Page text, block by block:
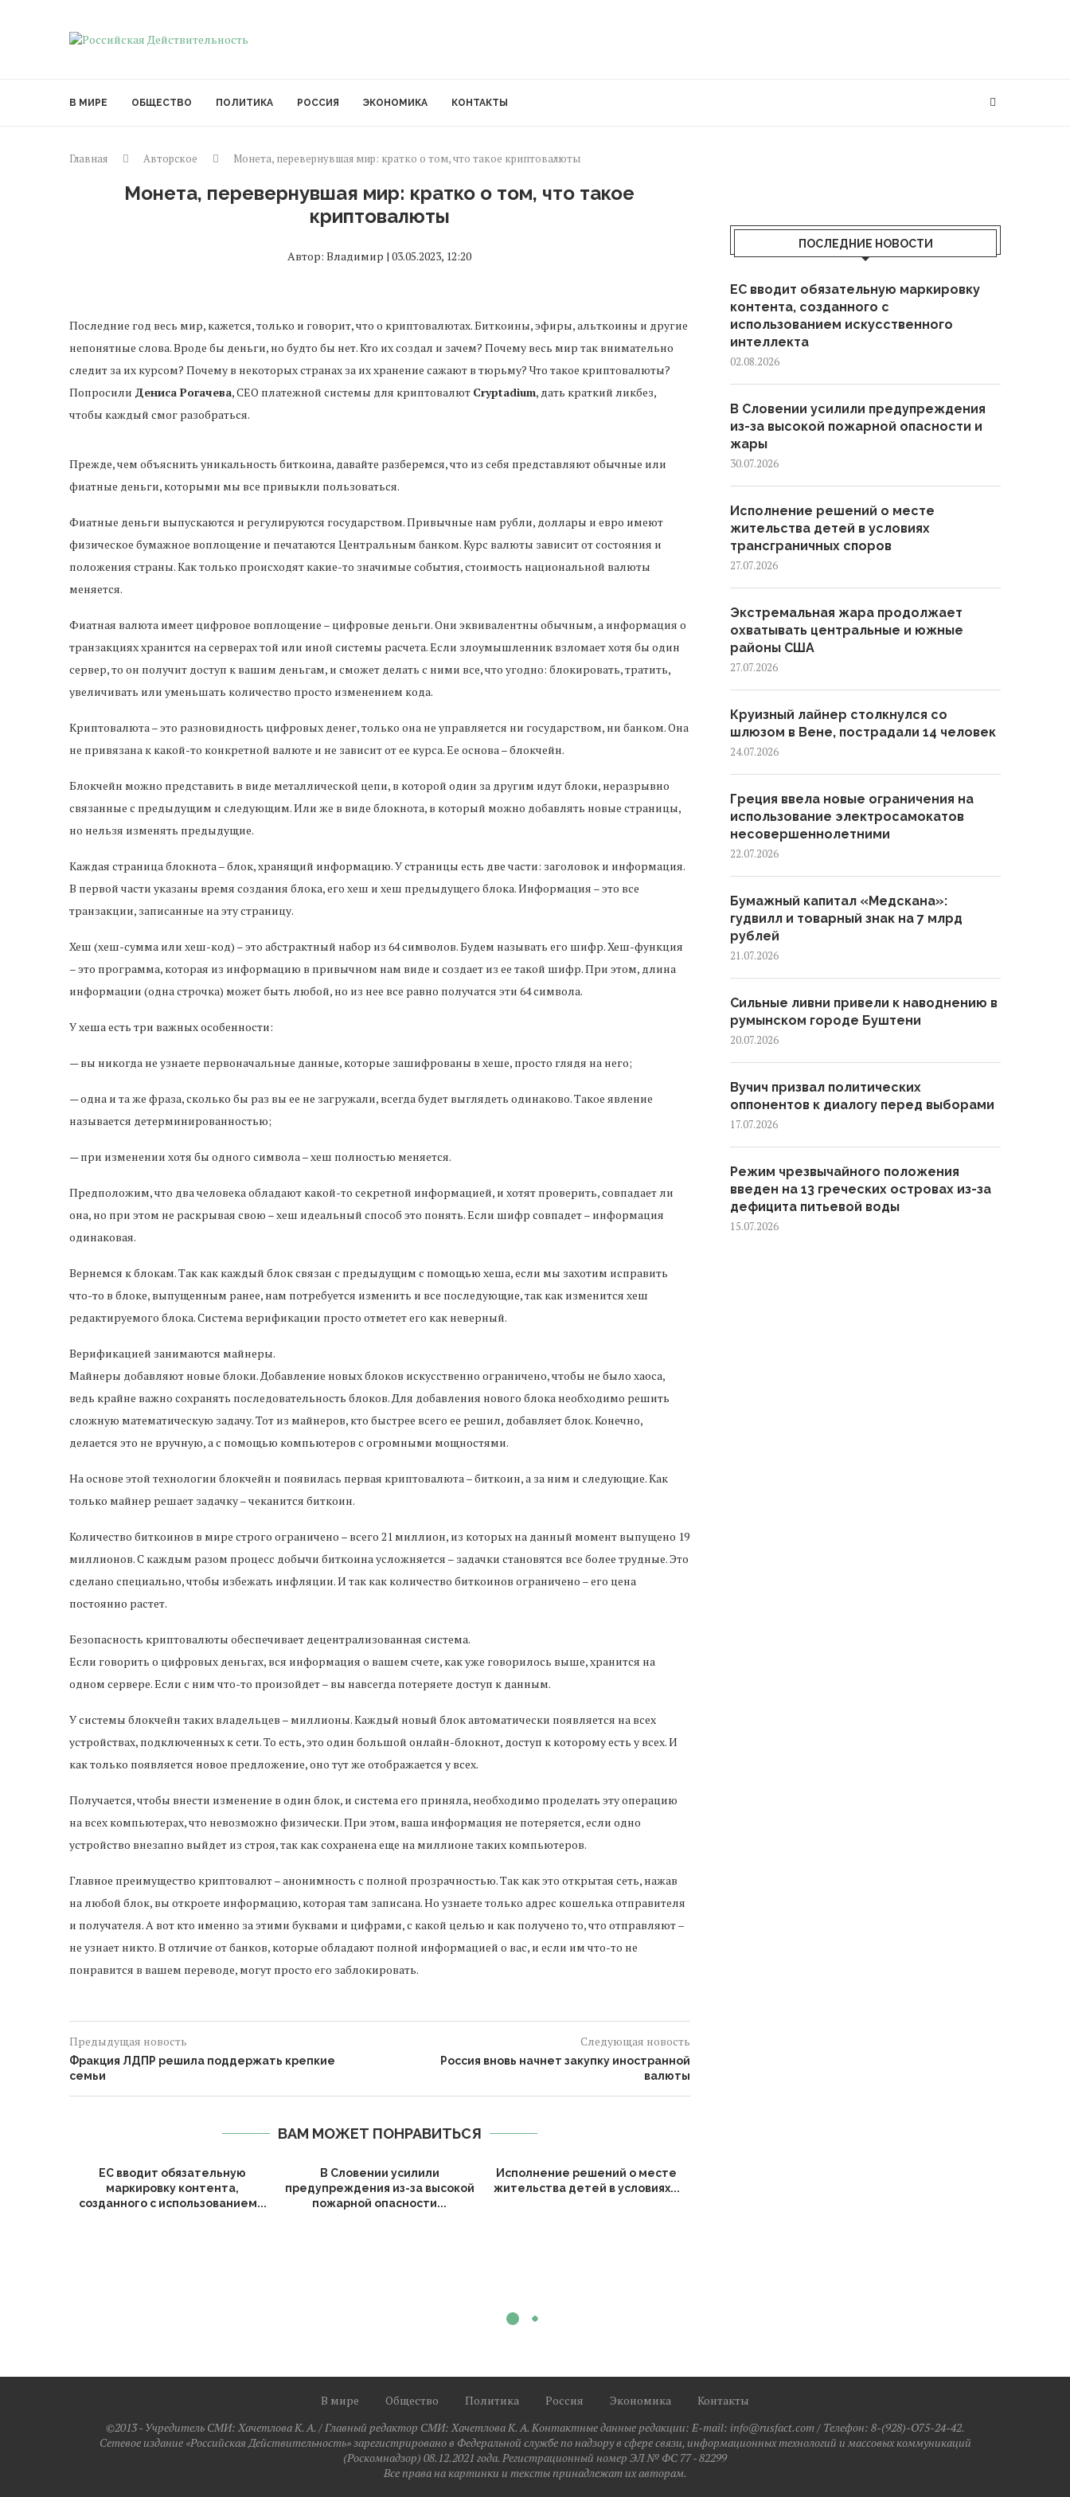
В МИРЕ ОБЩЕСТВО ПОЛИТИКА РОССИЯ ЭКОНОМИКА КОНТАКТЫ
Главная Авторское Монета, перевернувшая мир: кратко о том, что такое криптовалюты
Монета, перевернувшая мир: кратко о том, что такое
криптовалюты
Автор: Владимир | 03.05.2023, 12:20
Последние год весь мир, кажется, только и говорит, что о криптовалютах. Биткоины, эфиры, альткоины и другие
непонятные слова. Вроде бы деньги, но будто бы нет. Кто их создал и зачем? Почему весь мир так внимательно
следит за их курсом? Почему в некоторых странах за их хранение сажают в тюрьму? Что такое криптовалюты?
Попросили Дениса Рогачева, CEO платежной системы для криптовалют Cryptadium, дать краткий ликбез,
чтобы каждый смог разобраться.
Прежде, чем объяснить уникальность биткоина, давайте разберемся, что из себя представляют обычные или
фиатные деньги, которыми мы все привыкли пользоваться.
Фиатные деньги выпускаются и регулируются государством. Привычные нам рубли, доллары и евро имеют
физическое бумажное воплощение и печатаются Центральным банком. Курс валюты зависит от состояния и
положения страны. Как только происходят какие-то значимые события, стоимость национальной валюты
меняется.
Фиатная валюта имеет цифровое воплощение – цифровые деньги. Они эквивалентны обычным, а информация о
транзакциях хранится на серверах той или иной системы расчета. Если злоумышленник взломает хотя бы один
сервер, то он получит доступ к вашим деньгам, и сможет делать с ними все, что угодно: блокировать, тратить,
увеличивать или уменьшать количество просто изменением кода.
Криптовалюта – это разновидность цифровых денег, только она не управляется ни государством, ни банком. Она
не привязана к какой-то конкретной валюте и не зависит от ее курса. Ее основа – блокчейн.
Блокчейн можно представить в виде металлической цепи, в которой один за другим идут блоки, неразрывно
связанные с предыдущим и следующим. Или же в виде блокнота, в который можно добавлять новые страницы,
но нельзя изменять предыдущие.
Каждая страница блокнота – блок, хранящий информацию. У страницы есть две части: заголовок и информация.
В первой части указаны время создания блока, его хеш и хеш предыдущего блока. Информация – это все
транзакции, записанные на эту страницу.
Хеш (хеш-сумма или хеш-код) – это абстрактный набор из 64 символов. Будем называть его шифр. Хеш-функция
– это программа, которая из информацию в привычном нам виде и создает из ее такой шифр. При этом, длина
информации (одна строчка) может быть любой, но из нее все равно получатся эти 64 символа.
У хеша есть три важных особенности:
— вы никогда не узнаете первоначальные данные, которые зашифрованы в хеше, просто глядя на него;
— одна и та же фраза, сколько бы раз вы ее не загружали, всегда будет выглядеть одинаково. Такое явление
называется детерминированностью;
— при изменении хотя бы одного символа – хеш полностью меняется.
Предположим, что два человека обладают какой-то секретной информацией, и хотят проверить, совпадает ли
она, но при этом не раскрывая свою – хеш идеальный способ это понять. Если шифр совпадет – информация
одинаковая.
Вернемся к блокам. Так как каждый блок связан с предыдущим с помощью хеша, если мы захотим исправить
что-то в блоке, выпущенным ранее, нам потребуется изменить и все последующие, так как изменится хеш
редактируемого блока. Система верификации просто отметет его как неверный.
Верификацией занимаются майнеры.
Майнеры добавляют новые блоки. Добавление новых блоков искусственно ограничено, чтобы не было хаоса,
ведь крайне важно сохранять последовательность блоков. Для добавления нового блока необходимо решить
сложную математическую задачу. Тот из майнеров, кто быстрее всего ее решил, добавляет блок. Конечно,
делается это не вручную, а с помощью компьютеров с огромными мощностями.
На основе этой технологии блокчейн и появилась первая криптовалюта – биткоин, а за ним и следующие. Как
только майнер решает задачку – чеканится биткоин.
Количество биткоинов в мире строго ограничено – всего 21 миллион, из которых на данный момент выпущено 19
миллионов. С каждым разом процесс добычи биткоина усложняется – задачки становятся все более трудные. Это
сделано специально, чтобы избежать инфляции. И так как количество биткоинов ограничено – его цена
постоянно растет.
Безопасность криптовалюты обеспечивает децентрализованная система.
Если говорить о цифровых деньгах, вся информация о вашем счете, как уже говорилось выше, хранится на
одном сервере. Если с ним что-то произойдет – вы навсегда потеряете доступ к данным.
У системы блокчейн таких владельцев – миллионы. Каждый новый блок автоматически появляется на всех
устройствах, подключенных к сети. То есть, это один большой онлайн-блокнот, доступ к которому есть у всех. И
как только появляется новое предложение, оно тут же отображается у всех.
Получается, чтобы внести изменение в один блок, и система его приняла, необходимо проделать эту операцию
на всех компьютерах, что невозможно физически. При этом, ваша информация не потеряется, если одно
устройство внезапно выйдет из строя, так как сохранена еще на миллионе таких компьютеров.
Главное преимущество криптовалют – анонимность с полной прозрачностью. Так как это открытая сеть, нажав
на любой блок, вы откроете информацию, которая там записана. Но узнаете только адрес кошелька отправителя
и получателя. А вот кто именно за этими буквами и цифрами, с какой целью и как получено то, что отправляют –
не узнает никто. В отличие от банков, которые обладают полной информацией о вас, и если им что-то не
понравится в вашем переводе, могут просто его заблокировать.
Предыдущая новость
Фракция ЛДПР решила поддержать крепкие
семьи
Следующая новость
Россия вновь начнет закупку иностранной
валюты
ВАМ МОЖЕТ ПОНРАВИТЬСЯ
ЕС вводит обязательную
маркировку контента,
созданного с использованием...
В Словении усилили
предупреждения из-за высокой
пожарной опасности...
Исполнение решений о месте
жительства детей в условиях...
ПОСЛЕДНИЕ НОВОСТИ
ЕС вводит обязательную маркировку
контента, созданного с
использованием искусственного
интеллекта
02.08.2026
В Словении усилили предупреждения
из-за высокой пожарной опасности и
жары
30.07.2026
Исполнение решений о месте
жительства детей в условиях
трансграничных споров
27.07.2026
Экстремальная жара продолжает
охватывать центральные и южные
районы США
27.07.2026
Круизный лайнер столкнулся со
шлюзом в Вене, пострадали 14 человек
24.07.2026
Греция ввела новые ограничения на
использование электросамокатов
несовершеннолетними
22.07.2026
Бумажный капитал «Медскана»:
гудвилл и товарный знак на 7 млрд
рублей
21.07.2026
Сильные ливни привели к наводнению в
румынском городе Буштени
20.07.2026
Вучич призвал политических
оппонентов к диалогу перед выборами
17.07.2026
Режим чрезвычайного положения
введен на 13 греческих островах из-за
дефицита питьевой воды
15.07.2026
В мире Общество Политика Россия Экономика
Контакты
©2013 - Учредитель СМИ: Xaчeтлoвa K. A. / Главный редактор СМИ: Xaчeтлoвa K. A. Контактные данные редакции: E-mail: info@rusfact.com / Телефон: 8-(928)-O75-24-42.
Сетевое издание «Российская Действительность» зарегистрировано в Федеральной службе по надзору в сфере связи, информационных технологий и массовых коммуникаций
(Роскомнадзор) 08.12.2021 года. Регистрационный номер ЭЛ № ФС 77 - 82299
Все права на картинки и тексты принадлежат их авторам.